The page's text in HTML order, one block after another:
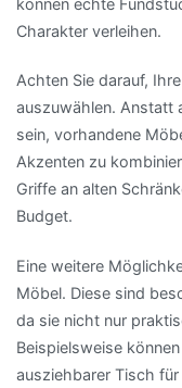
können echte
Charakter verleihen.
Achten Sie darauf,
auszuwählen. Anstatt
sein, vorhandene
Akzenten zu
Griffe an alten
Budget.
Eine weitere
Möbel. Diese sind
da sie nicht nur
Beispielsweise
ausziehbarer Tisch